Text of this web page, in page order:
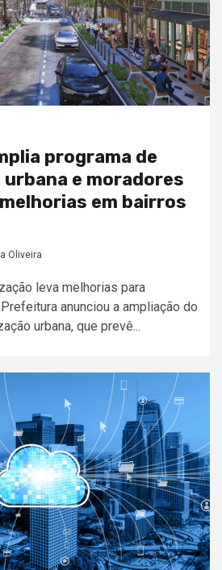
programa de
e moradores
em bairros
Oliveira
leva melhorias para
anunciou a ampliação do
urbana, que prevê...